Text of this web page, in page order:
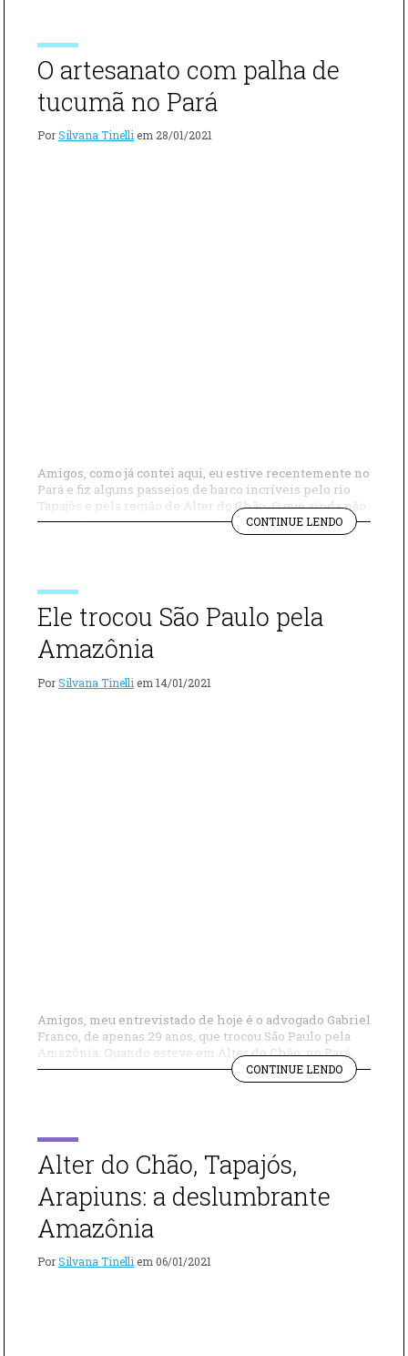
O artesanato com palha de
tucumã no Pará
PorSilvana Tinelli em 28/01/2021
Amigos, como já contei aqui, eu estive recentemente no
Pará e fiz alguns passeios de barco incríveis pelo rio
Tapajós e pela região de Alter do Chão. O que ainda não
contei foi que visitamos uma aldeia, chamada Urucureá,
e conhecemos o belíssimo artesanato com palha de
CONTINUE LENDO"O
Ele trocou São Paulo pela
Amazônia
PorSilvana Tinelli em 14/01/2021
Amigos, meu entrevistado de hoje é o advogado Gabriel
Franco, de apenas 29 anos, que trocou São Paulo pela
Amazônia. Quando esteve em Alter do Chão, no Pará,
há cerca de dois anos, Gabriel se encantou. “Eu nunca
tinha vindo, não conhecia a Amazônia. Resolvi ficar
CONTINUE LENDO"ELE
TROCOU
Alter do Chão, Tapajós,
Arapiuns: a deslumbrante
Amazônia
PorSilvana Tinelli em 06/01/2021